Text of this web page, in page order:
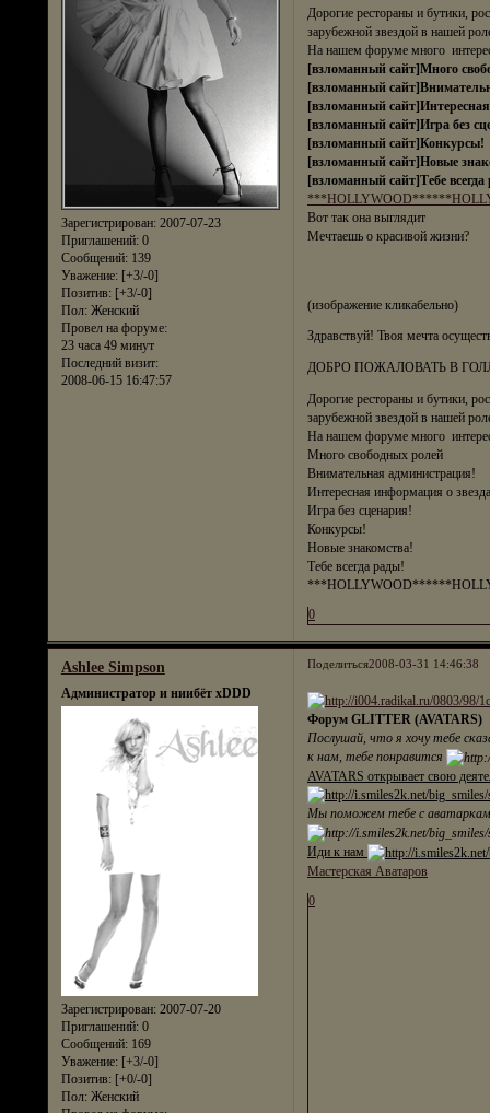
Зарегистрирован: 2007-07-23
Приглашений:0
Сообщений:139
Уважение: [+3/-0]
Позитив: [+3/-0]
Пол:Женский
Провел на форуме:
23 часа 49 минут
Последний визит:
2008-06-15 16:47:57
Дорогие рестораны и бутики,
зарубежной звездой в нашей
На нашем форуме много
[взломанный сайт]Много
[взломанный
[взломанный
[взломанный сайт]Игра без
[взломанный сайт]Конкурсы!
[взломанный сайт]Новые
[взломанный сайт]Тебе
***HOLLYWOOD***
Вот так она выглядит
Мечтаешь о красивой жизни?
(изображение кликабельно)
Здравствуй! Твоя мечта
ДОБРО ПОЖАЛОВАТЬ В
Дорогие рестораны и бутики,
зарубежной звездой в нашей
На нашем форуме много
Много свободных ролей
Внимательная администрация!
Интересная информация о
Игра без сценария!
Конкурсы!
Новые знакомства!
Тебе всегда рады!
0
Поделиться2008-03-31 14:46:38
Ashlee Simpson
Администратор и ниибёт xDDD
Зарегистрирован: 2007-07-20
Приглашений:0
Сообщений:169
Уважение: [+3/-0]
Позитив: [+0/-0]
Пол:Женский
Форум GLITTER (AVATARS)
Послушай, что я хочу тебе
к нам, тебе понравится
AVATARS открывает свою
Мы поможем тебе с
Иди к нам
Мастерская Аватаров
0